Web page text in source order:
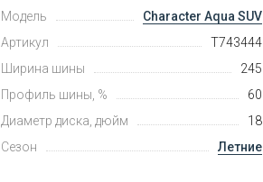
Модель
Character Aqua SUV
Артикул
T743444
Ширина шины
245
Профиль шины, %
60
Диаметр диска, дюйм
18
Сезон
Летние